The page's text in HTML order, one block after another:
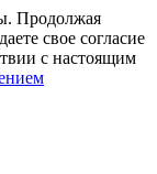
Продолжая
свое согласие
с настоящим